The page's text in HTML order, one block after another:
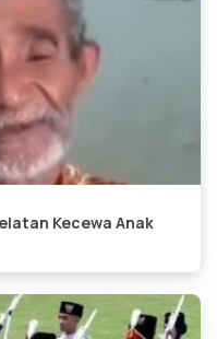
Kecewa Anak